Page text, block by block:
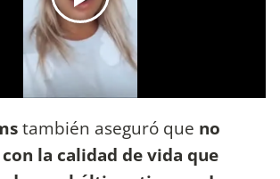
también aseguró que no
la calidad de vida que